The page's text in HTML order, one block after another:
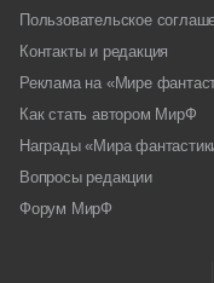
Пользовательское
Контакты и редакция
Реклама на «Мире
Как стать автором МирФ
Награды «Мира
Вопросы редакции
Форум МирФ